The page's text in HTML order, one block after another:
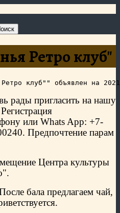
Ретро клуб"
рады пригласить на нашу
или Whats App: +7-
Предпочтение парам
Центра культуры
бала предлагаем чай,